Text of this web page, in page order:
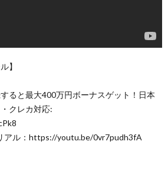
】
ると最大400万円ボーナスゲット！日本
クレカ対応:
アル：https://youtu.be/0vr7pudh3fA